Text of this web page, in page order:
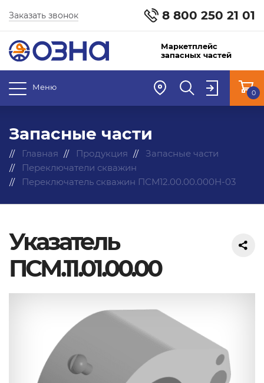
8 800 250 21 01
Заказать звонок
Маркетплейс
запасных частей
Меню
0
Запасные части
Главная Продукция
Запасные части
Переключатели скважин
Переключатель скважин ПСМ12.00.00.000Н-03
Указатель
ПСМ.11.01.00.00